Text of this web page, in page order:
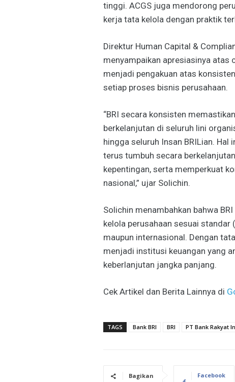
tinggi. ACGS juga mendorong
kerja tata kelola dengan praktik
Direktur Human Capital &
menyampaikan apresiasinya atas
menjadi pengakuan atas
setiap proses bisnis perusahaan.
“BRI secara konsisten
berkelanjutan di seluruh lini
hingga seluruh Insan BRILian.
terus tumbuh secara
kepentingan, serta memperkuat
nasional,” ujar Solichin.
Solichin menambahkan bahwa
kelola perusahaan sesuai
maupun internasional. Dengan
menjadi institusi keuangan yang
keberlanjutan jangka panjang.
Cek Artikel dan Berita Lainnya di
TAGS Bank BRI BRI PT Bank Rakyat
Bagikan Facebook